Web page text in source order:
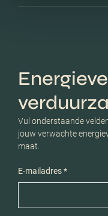
Vul onderstaande
jouw verwachte
maat.
E-mailadres *